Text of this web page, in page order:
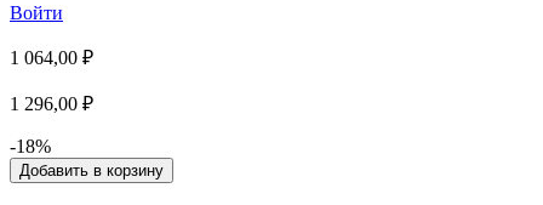
Войти
1 064,00 ₽
1 296,00 ₽
-18%
Добавить в корзину